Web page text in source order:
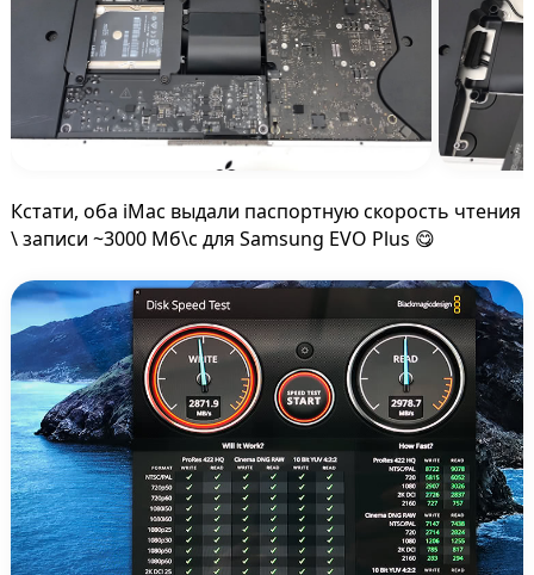
Кстати, оба iMac выдали паспортную скорость чтения
\ записи ~3000 Мб\с для Samsung EVO Plus 😋